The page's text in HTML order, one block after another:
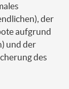
der
aufgrund
und der
des